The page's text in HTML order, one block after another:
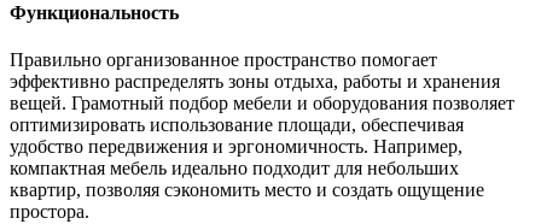
Функциональность
Правильно организованное пространство помогает
эффективно распределять зоны отдыха, работы и хранения
вещей. Грамотный подбор мебели и оборудования позволяет
оптимизировать использование площади, обеспечивая
удобство передвижения и эргономичность. Например,
компактная мебель идеально подходит для небольших
квартир, позволяя сэкономить место и создать ощущение
простора.